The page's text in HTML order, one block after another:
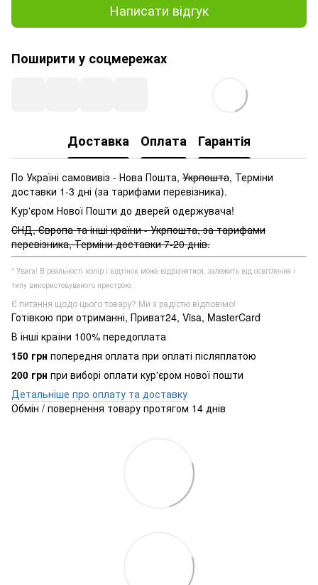
Написати відгук
Поширити у соцмережах
Доставка Оплата Гарантія
По Україні самовивіз - Нова Пошта, Укрпошта, Терміни
доставки 1-3 дні (за тарифами перевізника).
Кур'єром Нової Пошти до дверей одержувача!
СНД, Європа та інші країни - Укрпошта, за тарифами
перевізника, Терміни доставки 7-20 днів.
* Увага! В реальності колір і відтінок може відрізнятися, залежить від освітлення і
типу використовуваного пристрою.
Є питання щодо цього товару? Ми з радістю відповімо!
Готівкою при отриманні, Приват24, Visa, MasterCard
В інші країни 100% передоплата
150 грн попередня оплата при оплаті післяплатою
200 грн при виборі оплати кур'єром нової пошти
Детальніше про оплату та доставку
Обмін / повернення товару протягом 14 днів